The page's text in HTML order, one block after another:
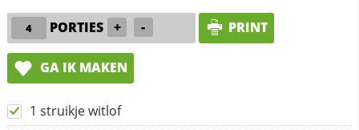
PORTIES + - PRINT
GA IK MAKEN
1 struikje witlof